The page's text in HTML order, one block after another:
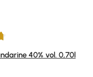
von 5 Sternen
40% vol. 0,70l